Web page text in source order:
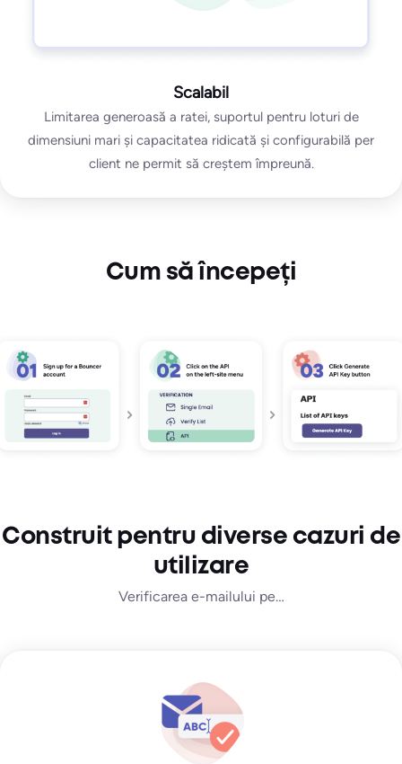
Scalabil
Limitarea generoasă a ratei, suportul pentru loturi de
dimensiuni mari și capacitatea ridicată și configurabilă per
client ne permit să creștem împreună.
Cum să începeți
Construit pentru diverse cazuri de
utilizare
Verificarea e-mailului pe…